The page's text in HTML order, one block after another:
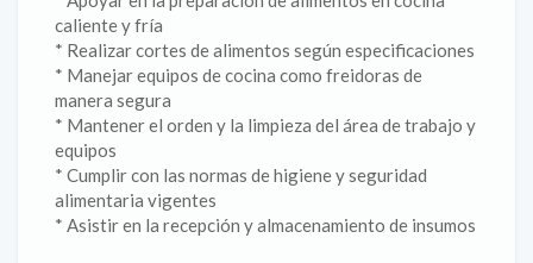
caliente y fría
* Realizar cortes de alimentos según especificaciones
* Manejar equipos de cocina como freidoras de
manera segura
* Mantener el orden y la limpieza del área de trabajo y
equipos
* Cumplir con las normas de higiene y seguridad
alimentaria vigentes
* Asistir en la recepción y almacenamiento de insumos